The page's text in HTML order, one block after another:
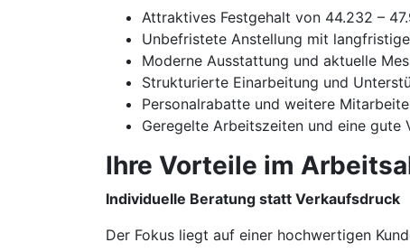
Attraktives Festgehalt von 44.232 –
Unbefristete Anstellung mit
Moderne Ausstattung und aktuelle
Strukturierte Einarbeitung und
Personalrabatte und weitere
Geregelte Arbeitszeiten und eine
Ihre Vorteile im
Individuelle Beratung statt Verkaufsdruck
Der Fokus liegt auf einer hochwertigen